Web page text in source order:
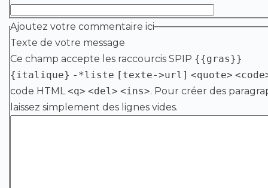
Ajoutez votre commentaire ici
Texte de votre message
Ce champ accepte les raccourcis SPIP {{gras}}
{italique} -*liste [texte->url] <quote>
code HTML<q> <del> <ins>. Pour créer des
laissez simplement des lignes vides.